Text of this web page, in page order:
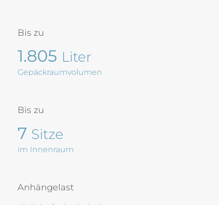
Bis zu
1.805 Liter
Gepäckraumvolumen
Bis zu
7 Sitze
im Innenraum
Anhängelast